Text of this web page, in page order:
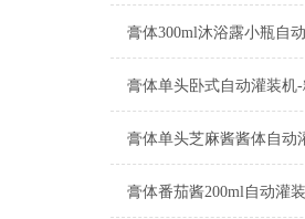
膏体番茄酱200ml自动灌